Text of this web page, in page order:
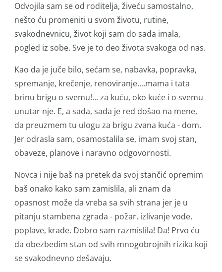
Odvojila sam se od roditelja, živeću samostalno,
nešto ću promeniti u svom životu, rutine,
svakodnevnicu, život koji sam do sada imala,
pogled iz sobe. Sve je to deo života svakoga od nas.
Kao da je juče bilo, sećam se, nabavka, popravka,
spremanje, krečenje, renoviranje....mama i tata
brinu brigu o svemu!... za kuću, oko kuće i o svemu
unutar nje. E, a sada, sada je red došao na mene,
da preuzmem tu ulogu za brigu zvana kuća - dom.
Jer odrasla sam, osamostalila se, imam svoj stan,
obaveze, planove i naravno odgovornosti.
Novca i nije baš na pretek da svoj stančić opremim
baš onako kako sam zamislila, ali znam da
opasnost može da vreba sa svih strana jer je u
pitanju stambena zgrada - požar, izlivanje vode,
poplave, krađe. Dobro sam razmislila! Da! Prvo ću
da obezbedim stan od svih mnogobrojnih rizika koji
se svakodnevno dešavaju.